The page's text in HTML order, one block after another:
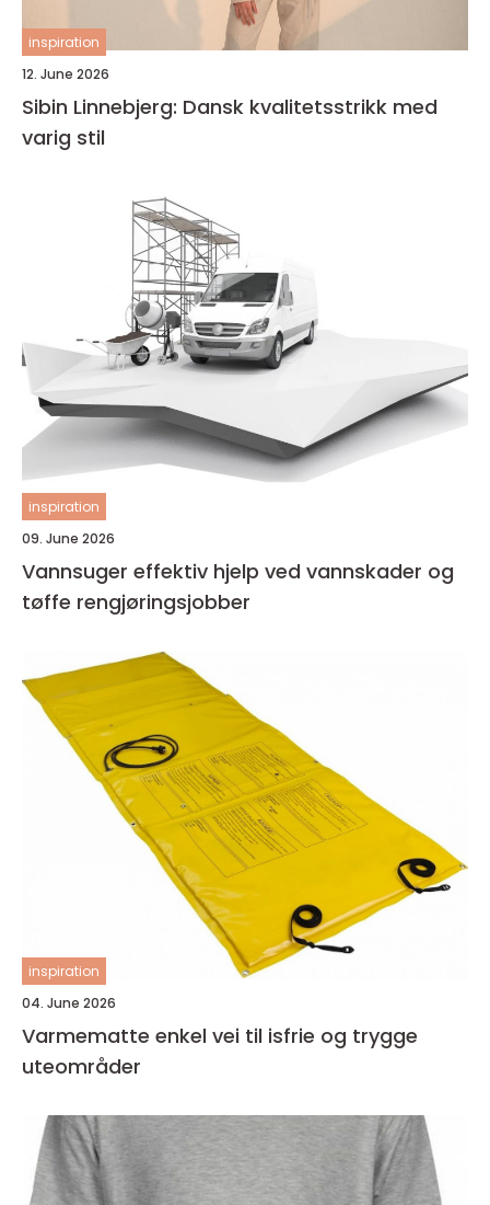
inspiration
12. June 2026
Sibin Linnebjerg: Dansk kvalitetsstrikk med
varig stil
inspiration
09. June 2026
Vannsuger effektiv hjelp ved vannskader og
tøffe rengjøringsjobber
inspiration
04. June 2026
Varmematte enkel vei til isfrie og trygge
uteområder